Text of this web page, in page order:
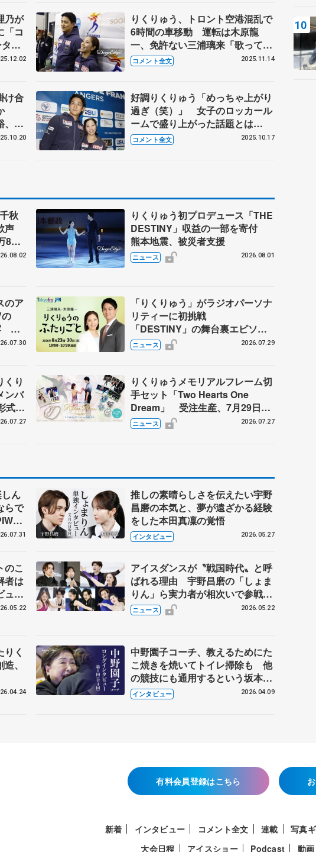
乃が
「コ
ー
りくりゅう、トロント空港混乱で
6時間の車移動 運転は木原龍
一、免許ない三浦璃来「歌ってい
た」 ワールドシリーズ観戦して
両軍応援「夢のカード」 【GP
習】
コメント全文 2025.11.14
け合
、大
クス
好調りくりゅう「めっちゃ上がり
過ぎ（笑）」 女子のロッカール
ームで盛り上がった話題とは
【GPフランス大会公式練習】
コメント全文 2025.10.17
秋
声
8千
る
りくりゅう初プロデュース「THE
DESTINY」収益の一部を寄付
熊本地震、被災者支援
ニュース 2026.08.01
のア
ハ
ンバ
「りくりゅう」がラジオパーソナ
リティーに初挑戦
「DESTINY」の舞台裏エピソー
ドも
ニュース 2026.07.29
くり
ンバ
式、
園子
りくりゅうメモリアルフレーム切
手セット「Two Hearts One
Dream」 受注生産、7月29日受
け付け開始
ニュース 2026.07.27
ん
らで
前
推しの素晴らしさを伝えたい宇野
昌磨の本気と、夢が遠ざかる経験
をした本田真凜の覚悟
インタビュー 2026.05.27
のこ
者は
ュー
人、
アイスダンスが〝戦国時代〟と呼
ばれる理由 宇野昌磨の「しょま
りん」ら実力者が相次いで参戦
国内の競争激化
ニュース 2026.05.22
く
、
中野園子コーチ、教えるためにた
こ焼きを焼いてトイレ掃除も 他
の競技にも通用するという坂本花
織の筋肉
インタビュー 2026.04.09
有料会員登録はこちら
新着 インタビュー コメント全文 連載 写真
大会日程
アイスショー Podcast 動画